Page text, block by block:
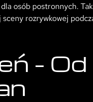
osób postronnych.
rozrywkowej
– Od